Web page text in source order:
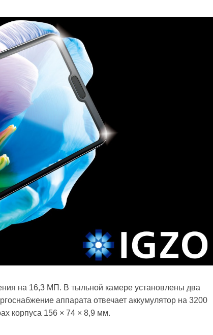
на 16,3 МП. В тыльной камере установлены два
аппарата отвечает аккумулятор на 3200
корпуса 156 × 74 × 8,9 мм.